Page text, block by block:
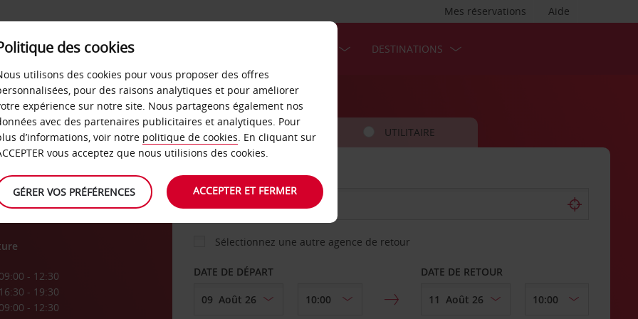
Aide
Mes réservations
LIBRE-SERVICE DESTINATIONS
09:00 - 12:30
16:30 - 19:30
09:00 - 12:30
VOITURE UTILITAIRE
AGENCE DE DÉPART
Sélectionnez une autre agence de retour
DATE DE DÉPART DATE DE RETOUR
des cookies
utilisons des cookies pour vous proposer des offres
pour des raisons analytiques et pour améliorer
expérience sur notre site. Nous partageons également nos
avec des partenaires publicitaires et analytiques. Pour
d’informations, voir notre politique de cookies. En cliquant sur
vous acceptez que nous utilisions des cookies.
GÉRER VOS PRÉFÉRENCES ACCEPTER ET FERMER